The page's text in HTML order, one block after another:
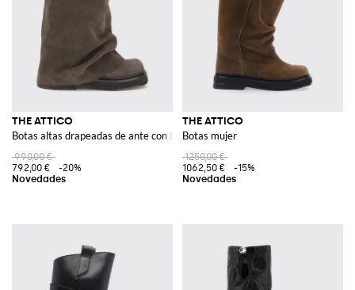
THE ATTICO
Botas altas drapeadas de ante con tacón bajo
990,00 €
792,00 €
-20%
THE ATTICO
Botas mujer
1250,00 €
1062,50 €
-15%